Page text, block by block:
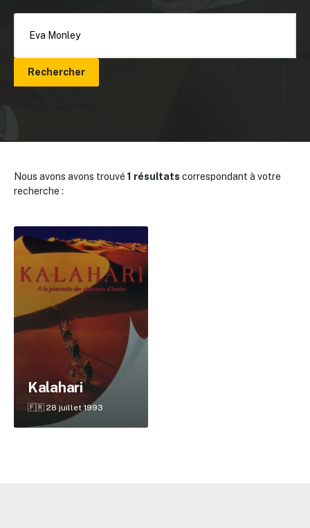
Rechercher
Nous avons avons trouvé 1 résultats correspondant à votre
recherche :
Kalahari
🇫🇷 28 juillet 1993